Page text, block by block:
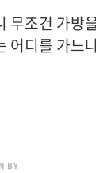
무조건 가방
어디를 가느
BY